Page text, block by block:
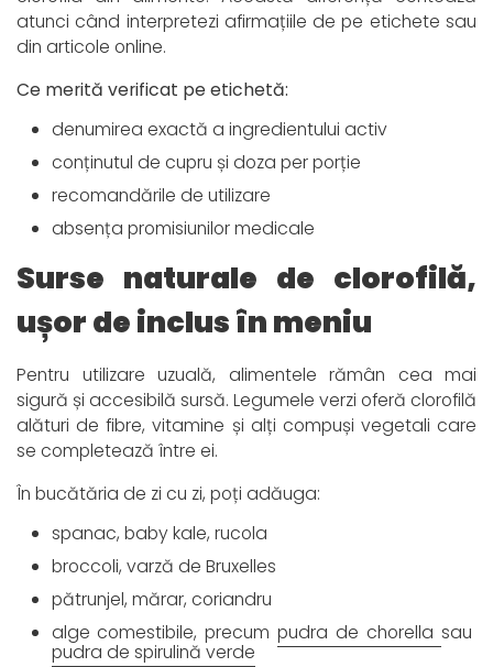
atunci când interpretezi afirmațiile de pe etichete sau
din articole online.
Ce merită verificat pe etichetă:
denumirea exactă a ingredientului activ
conținutul de cupru și doza per porție
recomandările de utilizare
absența promisiunilor medicale
Surse naturale de clorofilă,
ușor de inclus în meniu
Pentru utilizare uzuală, alimentele rămân cea mai
sigură și accesibilă sursă. Legumele verzi oferă clorofilă
alături de fibre, vitamine și alți compuși vegetali care
se completează între ei.
În bucătăria de zi cu zi, poți adăuga:
spanac, baby kale, rucola
broccoli, varză de Bruxelles
pătrunjel, mărar, coriandru
alge comestibile, precumpudra de chorella sau
pudra de spirulină verde